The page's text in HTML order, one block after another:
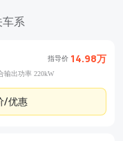
系
指导价 14.98万
输出功率 220kW
/优惠